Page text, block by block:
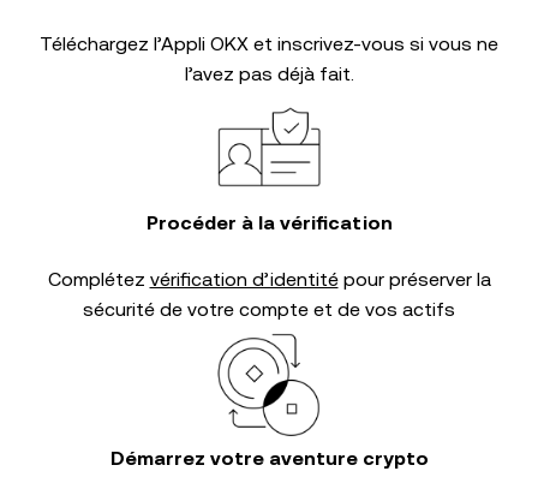
Téléchargez l’Appli OKX et inscrivez-vous si vous ne
l’avez pas déjà fait.
Procéder à la vérification
Complétez vérification d’identitépour préserver la
sécurité de votre compte et de vos actifs
Démarrez votre aventure crypto